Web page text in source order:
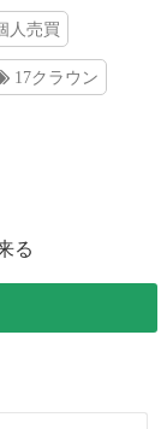
人売買
17クラウン
る